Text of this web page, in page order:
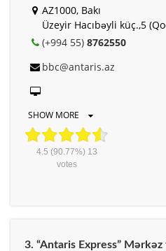
AZ1000, Bakı
Üzeyir Hacıbəyli küç.,5
(+994 55) 8762550
bbc@antaris.az
SHOW MORE
4.5 (90.77%) 13
votes
3. “Antaris Express” Mərkəz